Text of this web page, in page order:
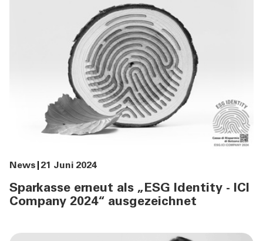
News 21 Juni 2024
Sparkasse erneut als „ESG Identity - ICI
Company 2024“ ausgezeichnet